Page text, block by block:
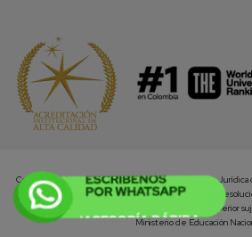
Corporación Universidad de la Costa CUC, Personería
abril de 1971 y reconocida como Universidad mediante
expedida por el MEN. Institución de Educación Superior
Ministerio de Educación